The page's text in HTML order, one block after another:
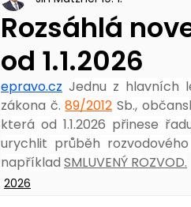
Rozsáhlá
od 1.1.2026
epravo.cz Jednu z hlavních
zákona č. 89/2012 Sb.,
která od 1.1.2026 přinese
urychlit průběh
například SMLUVENÝ ROZVOD.
2026